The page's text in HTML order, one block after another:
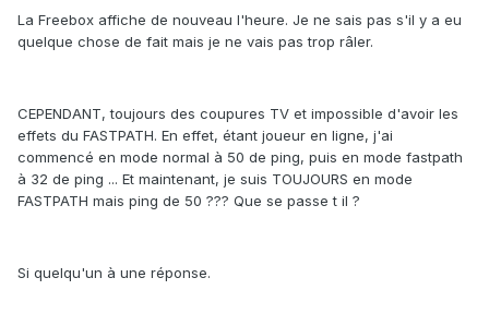
La Freebox affiche de nouveau l'heure. Je ne sais pas s'il y a eu
quelque chose de fait mais je ne vais pas trop râler.
CEPENDANT, toujours des coupures TV et impossible d'avoir les
effets du FASTPATH. En effet, étant joueur en ligne, j'ai
commencé en mode normal à 50 de ping, puis en mode fastpath
à 32 de ping ... Et maintenant, je suis TOUJOURS en mode
FASTPATH mais ping de 50 ??? Que se passe t il ?
Si quelqu'un à une réponse.